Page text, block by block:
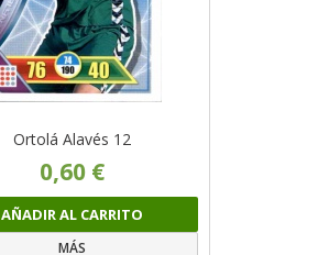
Ortolá Alavés 12
0,60 €
AÑADIR AL CARRITO
MÁS